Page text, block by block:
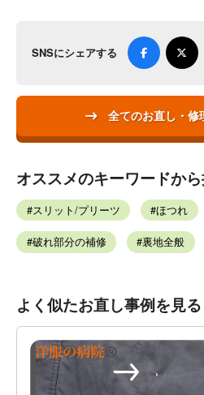
SNSにシェアする
全てのお直し・修
オススメのキーワードか
スリット/プリーツ ほつれ
破れ部分の補修 裏地全般
よく似たお直し事例を見る